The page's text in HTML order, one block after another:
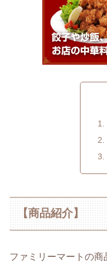
【商品紹介】
ファミリーマートの